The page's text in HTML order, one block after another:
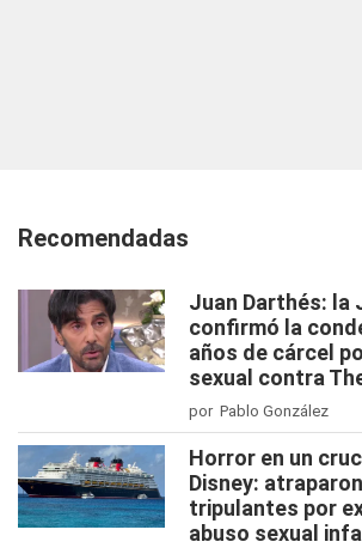
Recomendadas
Juan Darthés: la
confirmó la
años de cárcel
sexual contra
por Pablo González
Horror en un
Disney:
tripulantes por
abuso sexual